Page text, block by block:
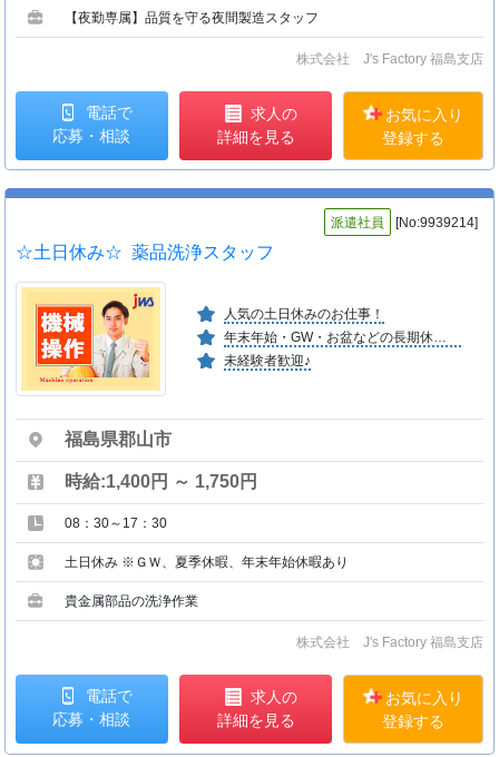
【夜勤専属】品質を守る夜間製造スタッフ
株式会社 J's Factory 福島支店
電話で
応募・相談
求人の
詳細を見る
お気に入り
登録する
派遣社員 [No:9939214]
☆土日休み☆ 薬品洗浄スタッフ
人気の土日休みのお仕事！
年末年始・GW・お盆などの長期休暇あり！
未経験者歓迎♪
福島県郡山市
時給:1,400円 ～ 1,750円
08：30～17：30
土日休み ※ＧＷ、夏季休暇、年末年始休暇あり
貴金属部品の洗浄作業
株式会社 J's Factory 福島支店
電話で
応募・相談
求人の
詳細を見る
お気に入り
登録する